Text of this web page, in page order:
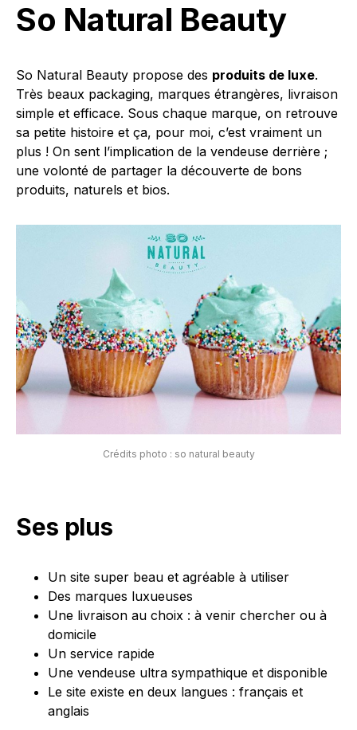
So Natural Beauty
So Natural Beauty propose des produits de luxe.
Très beaux packaging, marques étrangères, livraison
simple et efficace. Sous chaque marque, on retrouve
sa petite histoire et ça, pour moi, c’est vraiment un
plus ! On sent l’implication de la vendeuse derrière ;
une volonté de partager la découverte de bons
produits, naturels et bios.
Crédits photo : so natural beauty
Ses plus
Un site super beau et agréable à utiliser
Des marques luxueuses
Une livraison au choix : à venir chercher ou à
domicile
Un service rapide
Une vendeuse ultra sympathique et disponible
Le site existe en deux langues : français et
anglais